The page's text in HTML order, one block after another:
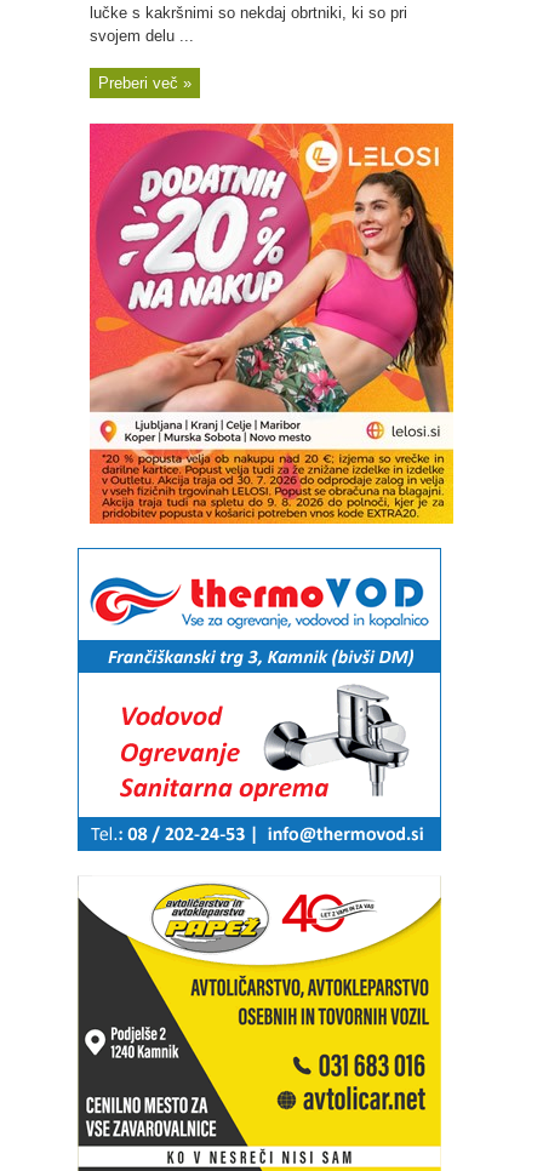
lučke s kakršnimi so nekdaj obrtniki, ki so pri
svojem delu ...
Preberi več »